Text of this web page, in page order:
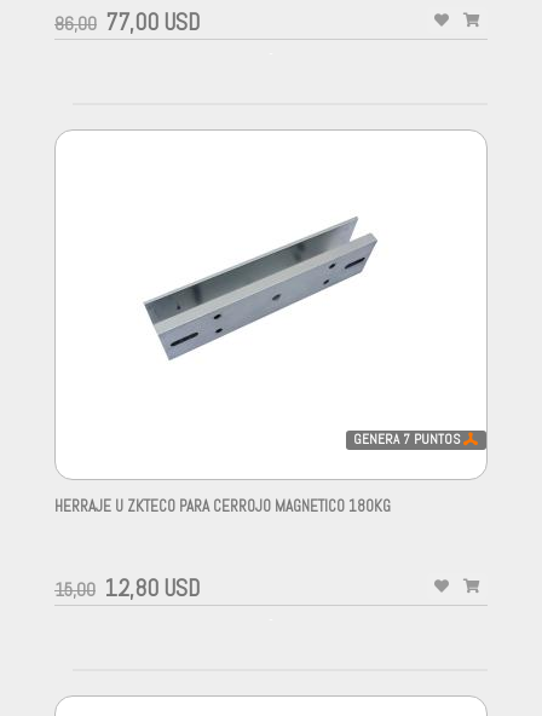
86,00 77,00 USD
GENERA 7 PUNTOS
HERRAJE U ZKTECO PARA CERROJO MAGNETICO 180KG
15,00 12,80 USD